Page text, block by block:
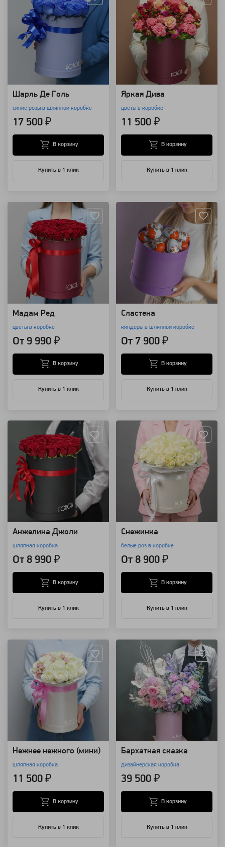
Шарль Де Голь
синие розы в шляпной коробке
17 500 ₽
Купить в 1 клик
В корзину
Яркая Дива
цветы в коробке
11 500 ₽
Купить в 1 клик
В корзину
Мадам Ред
цветы в коробке
От 9 990 ₽
Купить в 1 клик
В корзину
Сластена
киндеры в шляпной коробке
От 7 900 ₽
Купить в 1 клик
В корзину
Анжелина Джоли
шляпная коробка
От 8 990 ₽
Купить в 1 клик
В корзину
Снежинка
белые роз в коробке
От 8 900 ₽
Купить в 1 клик
В корзину
Нежнее нежного (мини)
шляпная коробка
11 500 ₽
Купить в 1 клик
В корзину
Бархатная сказка
дизайнерская коробка
39 500 ₽
Купить в 1 клик
В корзину